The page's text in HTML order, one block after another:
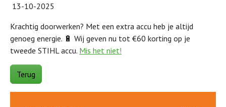
13-10-2025
Krachtig doorwerken? Met een extra accu heb je altijd
genoeg energie. 🔋 Wij geven nu tot €60 korting op je
tweede STIHL accu. Mis het niet!
Terug